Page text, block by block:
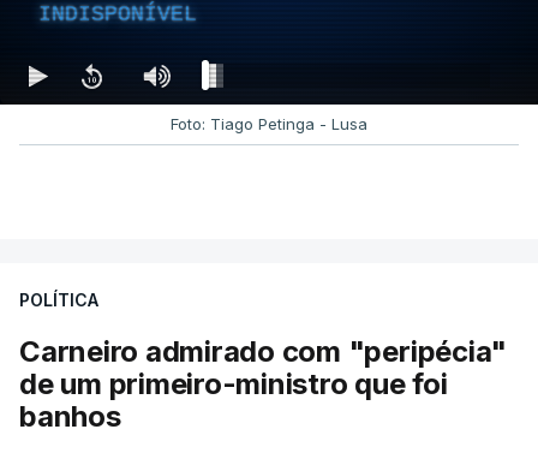
INDISPONÍVEL
Foto: Tiago Petinga - Lusa
POLÍTICA
Carneiro admirado com "peripécia"
de um primeiro-ministro que foi
banhos